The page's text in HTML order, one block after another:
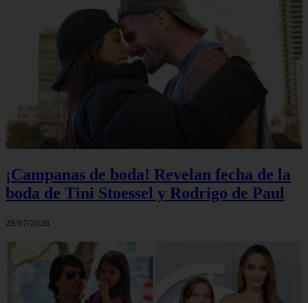
¡Campanas de boda! Revelan fecha de la
boda de Tini Stoessel y Rodrigo de Paul
29/07/2026